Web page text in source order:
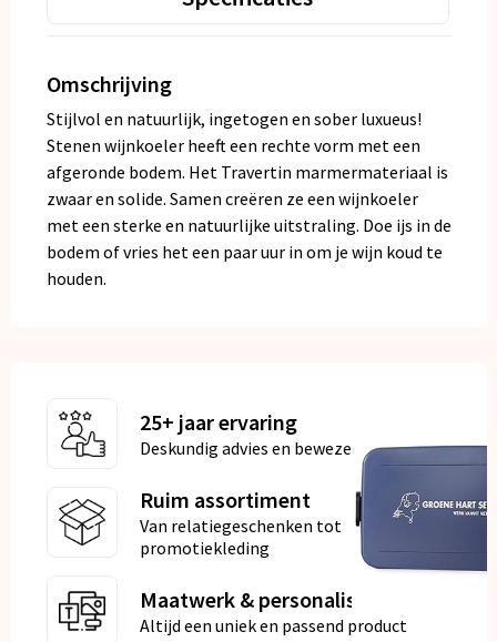
Omschrijving
Stijlvol en natuurlijk, ingetogen en sober luxueus!
Stenen wijnkoeler heeft een rechte vorm met een
afgeronde bodem. Het Travertin marmermateriaal is
zwaar en solide. Samen creëren ze een wijnkoeler
met een sterke en natuurlijke uitstraling. Doe ijs in de
bodem of vries het een paar uur in om je wijn koud te
houden.
25+ jaar ervaring
Deskundig advies en bewezen kwaliteit
Ruim assortiment
Van relatiegeschenken tot
promotiekleding
Maatwerk & personalisatie
Altijd een uniek en passend product